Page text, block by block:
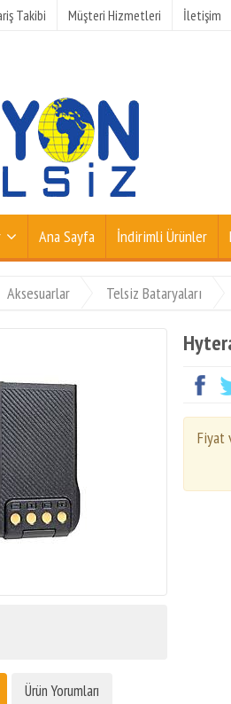
Takibi Müşteri Hizmetleri İletişim
Ana Sayfa İndirimli Ürünler
Aksesuarlar Telsiz Bataryaları
Fiyat
Ürün Yorumları